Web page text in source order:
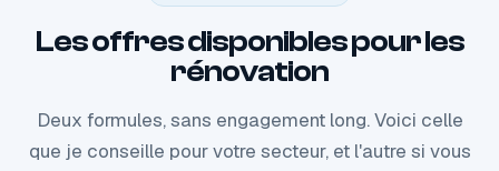
Les offres disponibles pour les
rénovation
Deux formules, sans engagement long. Voici celle
que je conseille pour votre secteur, et l'autre si vous